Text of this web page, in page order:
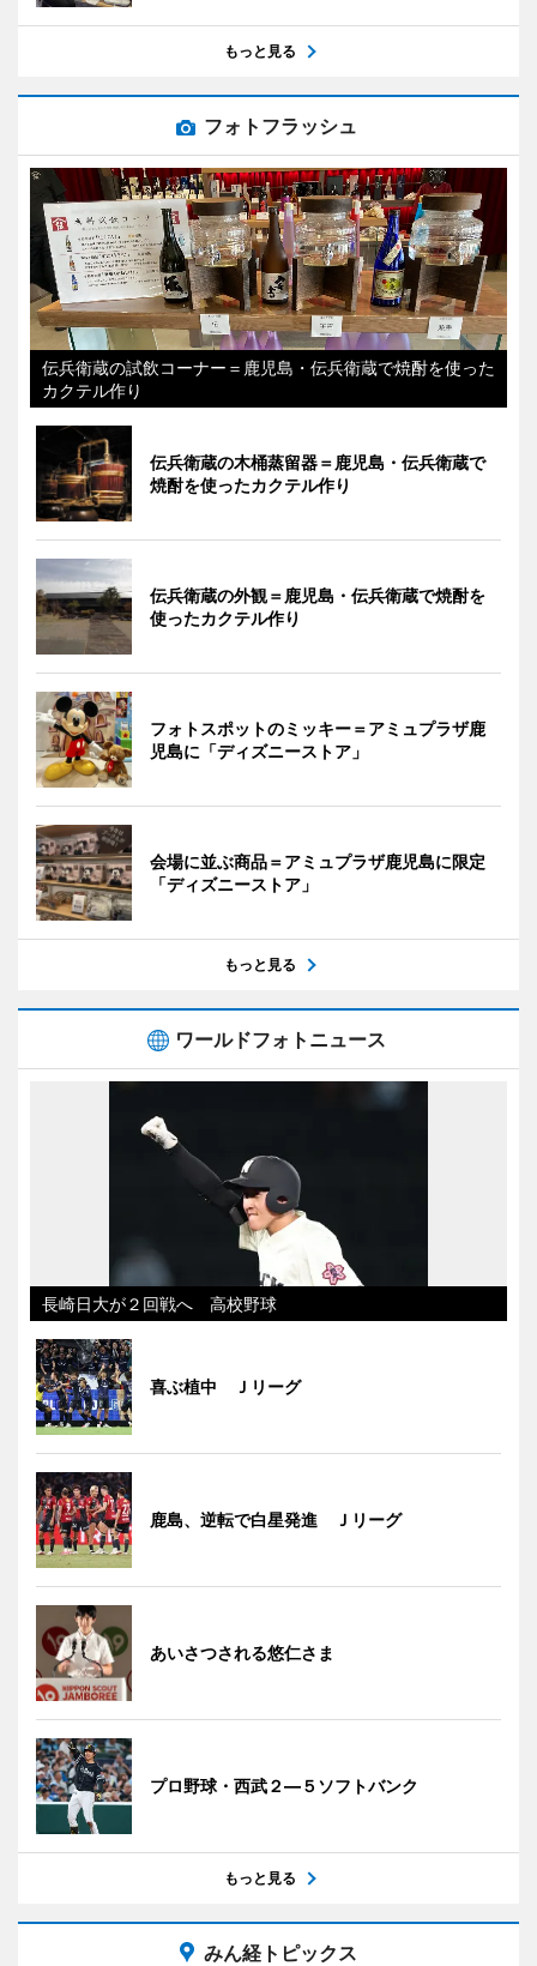
もっと見る
フォトフラッシュ
伝兵衛蔵の試飲コーナー＝鹿児島・伝兵衛蔵で焼酎を使った
カクテル作り
伝兵衛蔵の木桶蒸留器＝鹿児島・伝兵衛蔵で
焼酎を使ったカクテル作り
伝兵衛蔵の外観＝鹿児島・伝兵衛蔵で焼酎を
使ったカクテル作り
フォトスポットのミッキー＝アミュプラザ鹿
児島に「ディズニーストア」
会場に並ぶ商品＝アミュプラザ鹿児島に限定
「ディズニーストア」
もっと見る
ワールドフォトニュース
長崎日大が２回戦へ 高校野球
喜ぶ植中 Ｊリーグ
鹿島、逆転で白星発進 Ｊリーグ
あいさつされる悠仁さま
プロ野球・西武２―５ソフトバンク
もっと見る
みん経トピックス